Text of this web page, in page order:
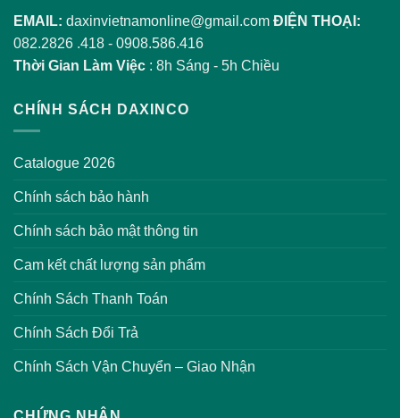
EMAIL: daxinvietnamonline@gmail.com ĐIỆN THOẠI:
082.2826 .418 - 0908.586.416
Thời Gian Làm Việc : 8h Sáng - 5h Chiều
CHÍNH SÁCH DAXINCO
Catalogue 2026
Chính sách bảo hành
Chính sách bảo mật thông tin
Cam kết chất lượng sản phẩm
Chính Sách Thanh Toán
Chính Sách Đổi Trả
Chính Sách Vận Chuyển – Giao Nhận